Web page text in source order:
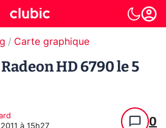
Carte graphique
HD 6790 le 5
0